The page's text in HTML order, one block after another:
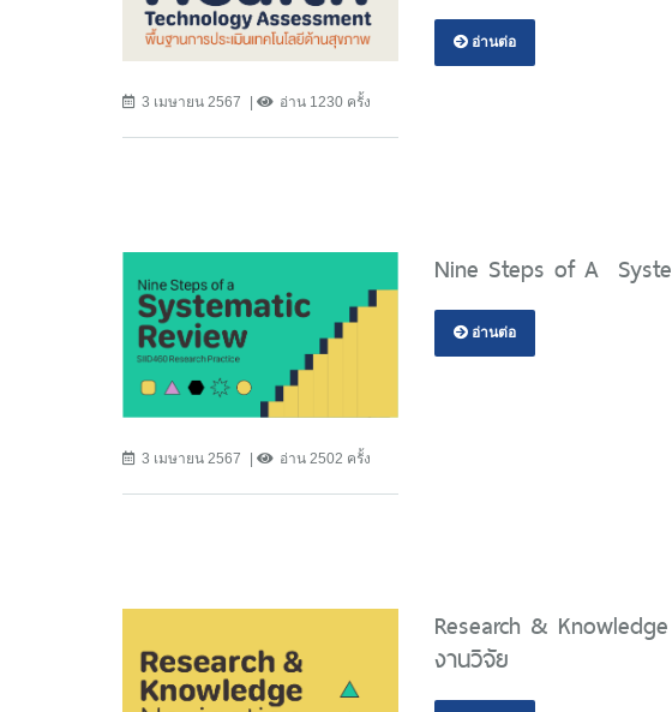
3 เมษายน 2567 อ่าน 1230 ครั้ง
อ่านต่อ
3 เมษายน 2567 อ่าน 2502 ครั้ง
Nine Steps of A
อ่านต่อ
Research &
งานวิจัย